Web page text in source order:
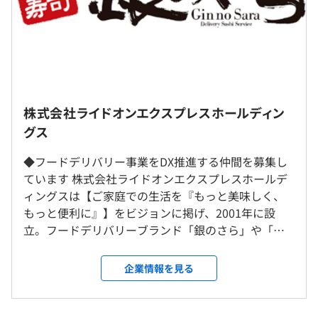
【開発環境】
言語：Java、PHP
フレームワーク：Spring、Laravel
プロジェクト管理：Backlog、Redmine
インフラ：IDCFクラウド、AWS、CentOS、Docker、
Jenkins、MySQL
ライブラリ：Git
その他（チャットツール・情報共有ツールなど）：
Backlog、Chatwork、Gmail、Meet
転勤はありません。
9：00～18：00
・完全週休2日制（土日）
・祝日
・有給休暇
・夏季、冬季休暇
株式会社ライドオンエクスプレスホールディン
グス
◆フードデリバリー事業をDX推進する仲間を募集し
ています 株式会社ライドオンエクスプレスホールデ
ィングスは【ご家庭での生活を『もっと美味しく、
もっと便利に』】をビジョンに掲げ、2001年に設
立。フードデリバリーブランド「銀のさら」や「釜
開している会社です。「感謝の気持ち」や「怒らない
考え方」を大切にしながら仕事に取り組んでいます。
お互い尊重し助け合うことや、失敗した場合は一緒
企業情報を見る